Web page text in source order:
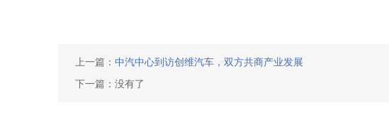
上一篇： 中汽中心到访创维汽车，双方共商产业发展
下一篇：没有了